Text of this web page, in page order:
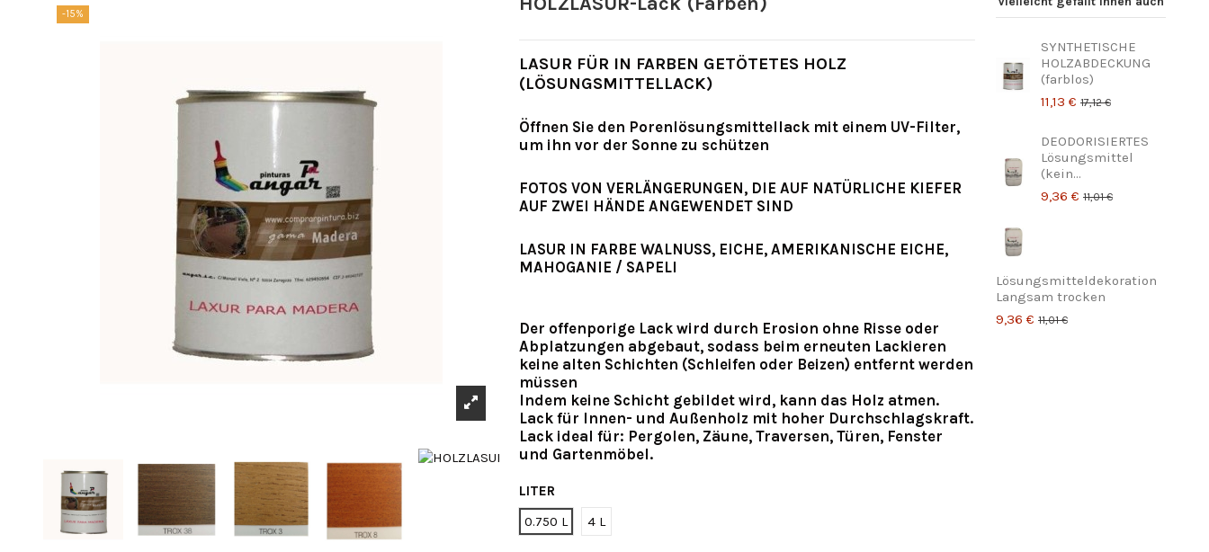
-15%
LASUR FÜR IN FARBEN GETÖTETES HOLZ
(LÖSUNGSMITTELLACK)
Öffnen Sie den Porenlösungsmittellack mit einem UV-Filter,
um ihn vor der Sonne zu schützen
FOTOS VON VERLÄNGERUNGEN, DIE AUF NATÜRLICHE KIEFER
AUF ZWEI HÄNDE ANGEWENDET SIND
LASUR IN FARBE WALNUSS, EICHE, AMERIKANISCHE EICHE,
MAHOGANIE / SAPELI
Der offenporige Lack wird durch Erosion ohne Risse oder
Abplatzungen abgebaut, sodass beim erneuten Lackieren
keine alten Schichten (Schleifen oder Beizen) entfernt werden
müssen
Indem keine Schicht gebildet wird, kann das Holz atmen.
Lack für Innen- und Außenholz mit hoher Durchschlagskraft.
Lack ideal für: Pergolen, Zäune, Traversen, Türen, Fenster
und Gartenmöbel.
LITER
0.750 L
4 L
SYNTHETISCHE
HOLZABDECKUNG
(farblos)
11,13 € 17,12 €
DEODORISIERTES
Lösungsmittel
(kein...
9,36 € 11,01 €
Lösungsmitteldekoration
Langsam trocken
9,36 € 11,01 €